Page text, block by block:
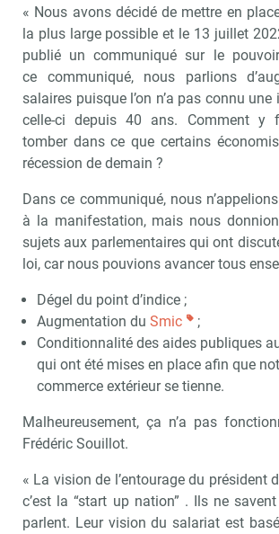
« Nous avons décidé de mettre en
la plus large possible et le 13 juillet
publié un communiqué sur le
ce communiqué, nous parlions
salaires puisque l’on n’a pas connu
celle-ci depuis 40 ans. Comment y
tomber dans ce que certains
récession de demain ?
Dans ce communiqué, nous
à la manifestation, mais nous
sujets aux parlementaires qui ont
loi, car nous pouvions avancer tous
Dégel du point d’indice ;
Augmentation du Smic
;
Conditionnalité des aides publiques
qui ont été mises en place afin que
commerce extérieur se tienne.
Malheureusement, ça n’a pas
Frédéric Souillot.
« La vision de l’entourage du président
c’est la “start up nation” . Ils ne
parlent. Leur vision du salariat est